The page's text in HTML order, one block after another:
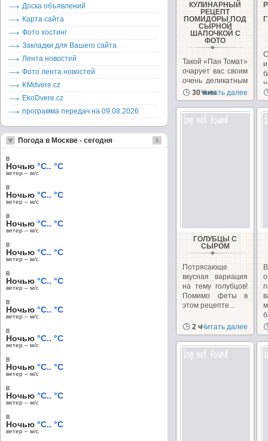
КУЛИНАРНЫЙ
РЕЦЕПТ
ПОМИДОРЫ ПОД
СЫРНОЙ
ШАПОЧКОЙ С
ФОТО
Такой «Пан Томат»
очарует вас своим
очень деликатным
вкусом.Начинка
внутри...
30 мин
Читать далее
ГОЛУБЦЫ С
СЫРОМ
Потрясающе
вкусная вариация
на тему голубцов!
Помимо феты в
этом рецепте...
2 чЧитать далее
Доска объявлений
Карта сайта
Фото хостинг
Закладки для Вашего сайта
Лента новостей
Фото лента новостей
KMdvere.cz
EkoDvere.cz
программа передач на 09.08.2026
Погода в Москве - сегодня
в
Ночью °C.. °C
ветер – м/c
в
Ночью °C.. °C
ветер – м/c
в
Ночью °C.. °C
ветер – м/c
в
Ночью °C.. °C
ветер – м/c
в
Ночью °C.. °C
ветер – м/c
в
Ночью °C.. °C
ветер – м/c
в
Ночью °C.. °C
ветер – м/c
в
Ночью °C.. °C
ветер – м/c
в
Ночью °C.. °C
ветер – м/c
в
Ночью °C.. °C
ветер – м/c